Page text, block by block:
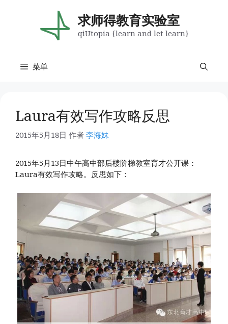
求师得教育实验室
qiUtopia {learn and let learn}
菜单
Laura有效写作攻略反思
2015年5月18日 作者 李海妹
2015年5月13日中午高中部后楼阶梯教室育才公开课：
Laura有效写作攻略。反思如下：